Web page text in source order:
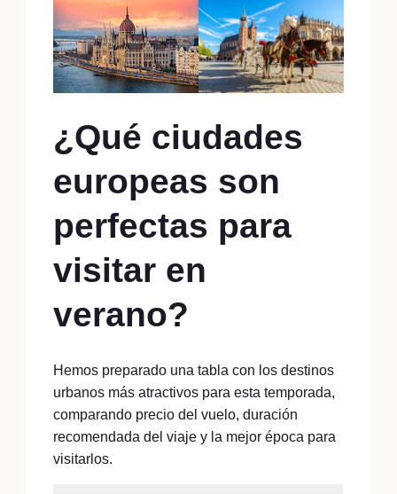
¿Qué ciudades
europeas son
perfectas para
visitar en
verano?
Hemos preparado una tabla con los destinos
urbanos más atractivos para esta temporada,
comparando precio del vuelo, duración
recomendada del viaje y la mejor época para
visitarlos.